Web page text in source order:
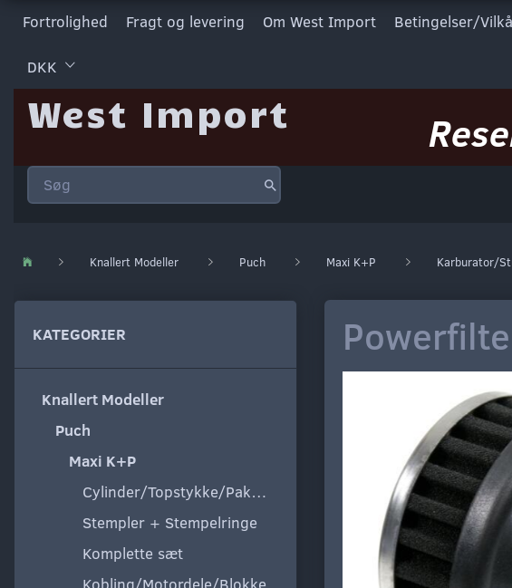
Fortrolighed Fragt og levering Om West Import Betingelser/
DKK
West Import
Knallert Modeller Puch Maxi K+P Karburator/
KATEGORIER
Knallert Modeller
Puch
Maxi K+P
Cylinder/Topstykke/Pakning
Stempler + Stempelringe
Komplette sæt